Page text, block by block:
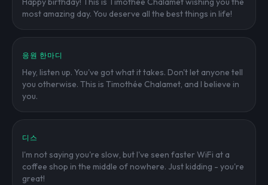
most amazing day. You deserve all the best things in life!
응원 한마디
Hey, listen up. You've got what it takes. Don't let anyone tell
you otherwise. This is Timothée Chalamet, and I believe in
you.
디스
I'm not saying you're slow, but I've seen faster WiFi at a
coffee shop in the middle of nowhere. Just kidding - you're
great!